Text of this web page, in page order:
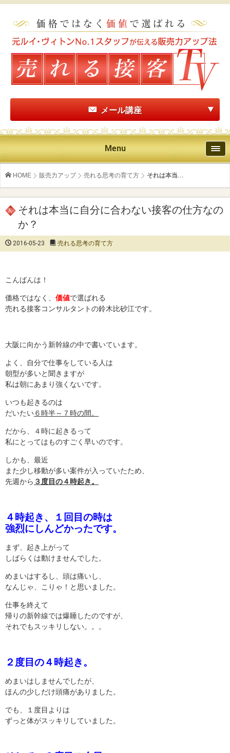
メール講座
Menu
HOME 販売力アップ 売れる思考の育て方 それは本当...
それは本当に自分に合わない接客の仕方なの
か？
2016-05-23 売れる思考の育て方
こんばんは！
価格ではなく、 価値で選ばれる
売れる接客コンサルタントの鈴木比砂江です。
大阪に向かう新幹線の中で書いています。
よく、自分で仕事をしている人は
朝型が多いと聞きますが
私は朝にあまり強くないです。
いつも起きるのは
だいたい６時半～７時の間。
だから、４時に起きるって
私にとってはものすごく早いのです。
しかも、最近
また少し移動が多い案件が入っていたため、
先週から ３度目の４時起き。
４時起き、１回目の時は
強烈にしんどかったです。
まず、起き上がって
しばらくは動けませんでした。
めまいはするし、頭は痛いし、
なんじゃ、こりゃ！と思いました。
仕事を終えて
帰りの新幹線では爆睡したのですが、
それでもスッキリしない。。。
２度目の４時起き。
めまいはしませんでしたが、
ほんの少しだけ頭痛がありました。
でも、１度目よりは
ずっと体がスッキリしていました。